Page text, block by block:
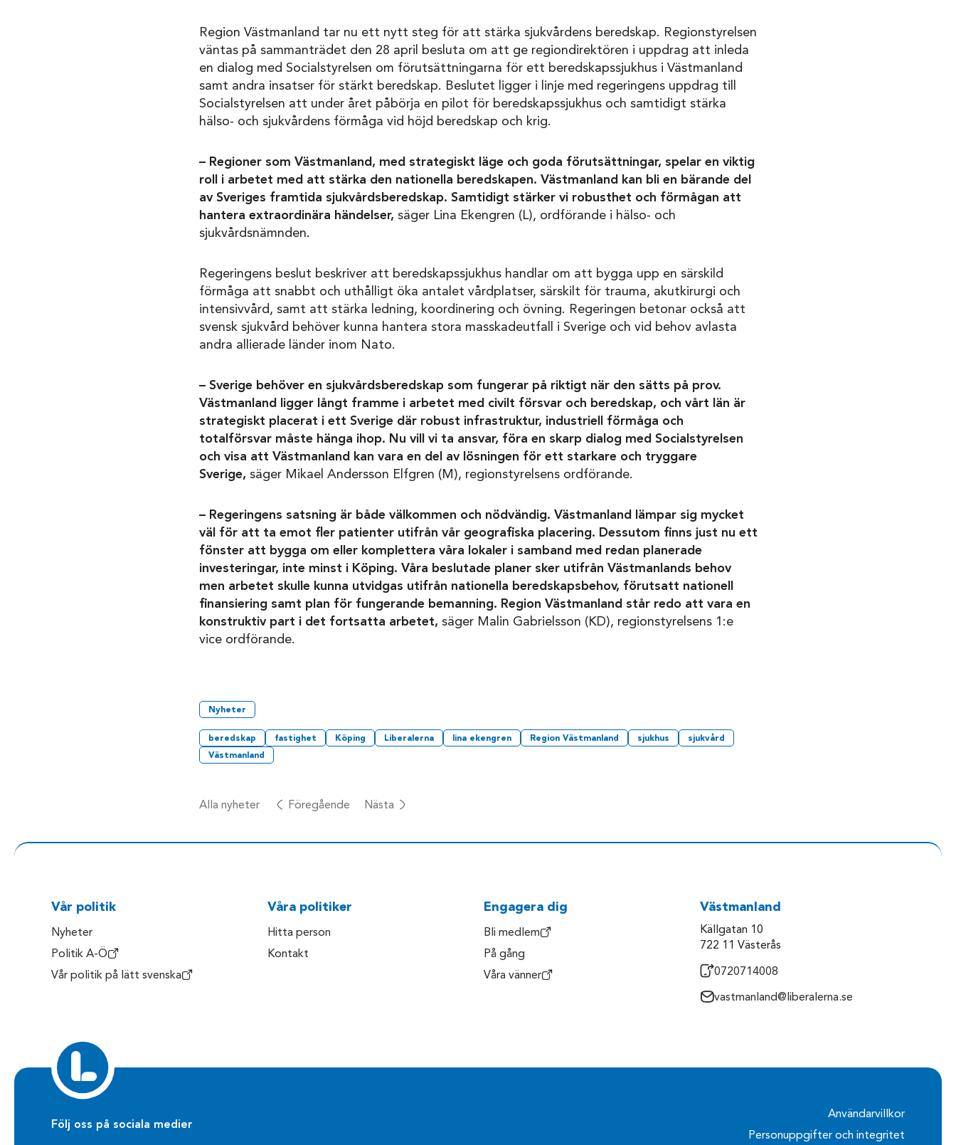
Region Västmanland tar nu ett nytt steg för att stärka sjukvårdens beredskap. Regionstyrelsen
väntas på sammanträdet den 28 april besluta om att ge regiondirektören i uppdrag att inleda
en dialog med Socialstyrelsen om förutsättningarna för ett beredskapssjukhus i Västmanland
samt andra insatser för stärkt beredskap. Beslutet ligger i linje med regeringens uppdrag till
Socialstyrelsen att under året påbörja en pilot för beredskapssjukhus och samtidigt stärka
hälso- och sjukvårdens förmåga vid höjd beredskap och krig.
– Regioner som Västmanland, med strategiskt läge och goda förutsättningar, spelar en viktig
roll i arbetet med att stärka den nationella beredskapen. Västmanland kan bli en bärande del
av Sveriges framtida sjukvårdsberedskap. Samtidigt stärker vi robusthet och förmågan att
hantera extraordinära händelser, säger Lina Ekengren (L), ordförande i hälso- och
sjukvårdsnämnden.
Regeringens beslut beskriver att beredskapssjukhus handlar om att bygga upp en särskild
förmåga att snabbt och uthålligt öka antalet vårdplatser, särskilt för trauma, akutkirurgi och
intensivvård, samt att stärka ledning, koordinering och övning. Regeringen betonar också att
svensk sjukvård behöver kunna hantera stora masskadeutfall i Sverige och vid behov avlasta
andra allierade länder inom Nato.
– Sverige behöver en sjukvårdsberedskap som fungerar på riktigt när den sätts på prov.
Västmanland ligger långt framme i arbetet med civilt försvar och beredskap, och vårt län är
strategiskt placerat i ett Sverige där robust infrastruktur, industriell förmåga och
totalförsvar måste hänga ihop. Nu vill vi ta ansvar, föra en skarp dialog med Socialstyrelsen
och visa att Västmanland kan vara en del av lösningen för ett starkare och tryggare
Sverige, säger Mikael Andersson Elfgren (M), regionstyrelsens ordförande.
– Regeringens satsning är både välkommen och nödvändig. Västmanland lämpar sig mycket
väl för att ta emot fler patienter utifrån vår geografiska placering. Dessutom finns just nu ett
fönster att bygga om eller komplettera våra lokaler i samband med redan planerade
investeringar, inte minst i Köping. Våra beslutade planer sker utifrån Västmanlands behov
men arbetet skulle kunna utvidgas utifrån nationella beredskapsbehov, förutsatt nationell
finansiering samt plan för fungerande bemanning. Region Västmanland står redo att vara en
konstruktiv part i det fortsatta arbetet, säger Malin Gabrielsson (KD), regionstyrelsens 1:e
vice ordförande.
Nyheter
beredskap fastighet Köping Liberalerna lina ekengren Region Västmanland sjukhus
sjukvård
Västmanland
Alla nyheter Föregående Nästa
Vår politik
Nyheter
Politik A-Ö
Vår politik på lätt svenska
Våra politiker
Hitta person
Kontakt
Engagera dig
Bli medlem
På gång
Våra vänner
Västmanland
Källgatan 10
722 11 Västerås
0720714008
vastmanland@liberalerna.se
Följ oss på sociala medier
Användarvillkor
Personuppgifter och integritet